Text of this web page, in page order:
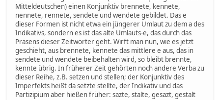
Mitteldeutschen) einen Konjunktiv brennete, kennete,
nennete, rennete, sendete und wendete gebildet. Das e
dieser Formen ist nicht etwa ein jüngerer Umlaut zu dem a des
Indikativs, sondern es ist das alte Umlauts-e, das durch das
Präsens dieser Zeitwörter geht. Wirft man nun, wie es jetzt
geschieht, aus brennete, kennete das mittlere e aus, das in
sendete und wendete beibehalten wird, so bleibt brennte,
kennte übrig. In früherer Zeit gehörten noch andere Verba zu
dieser Reihe, z.B. setzen und stellen; der Konjunktiv des
Imperfekts heißt da setzte stellte, der Indikativ und das
Partizipium aber hießen früher: sazte, stalte, gesazt, gestalt